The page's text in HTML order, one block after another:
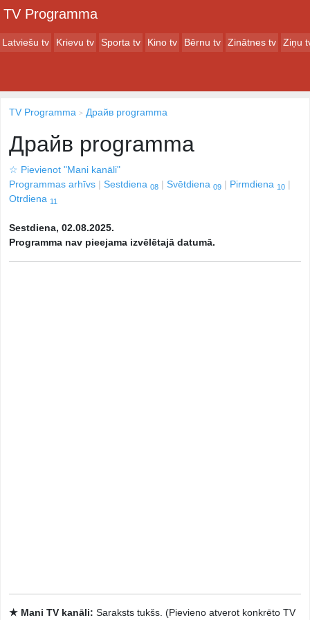
TV Programma
Latviešu tv Krievu tv Sporta tv Kino tv Bērnu tv Zinātnes tv Ziņu
TV Programma Драйв programma
Драйв programma
☆ Pievienot "Mani kanāli"
Programmas arhīvs
Sestdiena 08 Svētdiena 09 Pirmdiena 10
Otrdiena 11
Sestdiena, 02.08.2025.
Programma nav pieejama izvēlētajā datumā.
★ Mani TV kanāli: Saraksts tukšs. (Pievieno atverot konkrēto TV